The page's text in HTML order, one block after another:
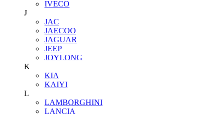
IVECO
J
JAC
JAECOO
JAGUAR
JEEP
JOYLONG
K
KIA
KAIYI
L
LAMBORGHINI
LANCIA